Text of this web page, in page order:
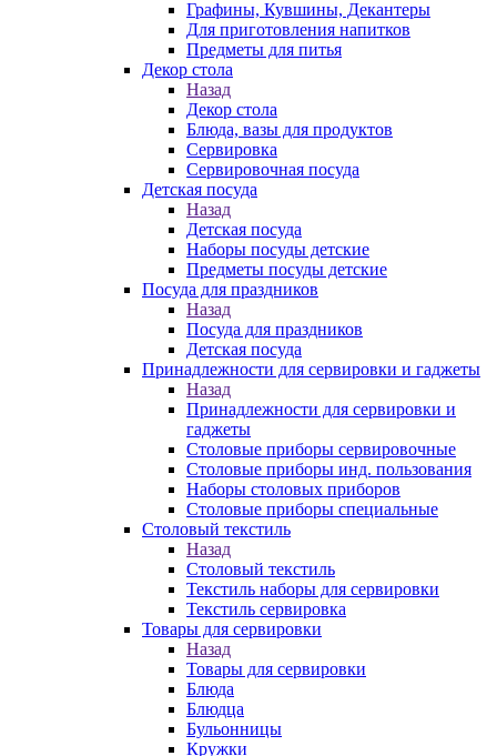
Графины, Кувшины, Декантеры
Для приготовления напитков
Предметы для питья
Декор стола
Назад
Декор стола
Блюда, вазы для продуктов
Сервировка
Сервировочная посуда
Детская посуда
Назад
Детская посуда
Наборы посуды детские
Предметы посуды детские
Посуда для праздников
Назад
Посуда для праздников
Детская посуда
Принадлежности для сервировки и гаджеты
Назад
Принадлежности для сервировки и
гаджеты
Столовые приборы сервировочные
Столовые приборы инд. пользования
Наборы столовых приборов
Столовые приборы специальные
Столовый текстиль
Назад
Столовый текстиль
Текстиль наборы для сервировки
Текстиль сервировка
Товары для сервировки
Назад
Товары для сервировки
Блюда
Блюдца
Бульонницы
Кружки